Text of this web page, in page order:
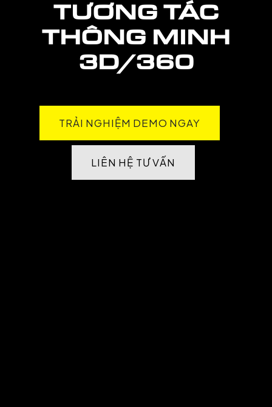
TƯƠNG TÁC
THÔNG MINH
3D/360
TRẢI NGHIỆM DEMO NGAY
LIÊN HỆ TƯ VẤN